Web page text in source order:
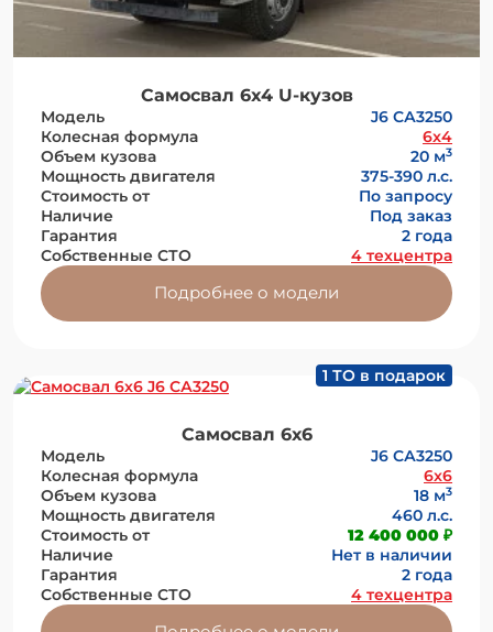
Самосвал 6x4 U-кузов
Модель
J6 СА3250
Колесная формула
6x4
Объем кузова
20 м3
Мощность двигателя
375-390 л.с.
Стоимость от
По запросу
Наличие
Под заказ
Гарантия
2 года
Собственные СТО
4 техцентра
Подробнее о модели
1 ТО в подарок
Самосвал 6х6
Модель
J6 СА3250
Колесная формула
6x6
Объем кузова
18 м3
Мощность двигателя
460 л.с.
Стоимость от
12 400 000 ₽
Наличие
Нет в наличии
Гарантия
2 года
Собственные СТО
4 техцентра